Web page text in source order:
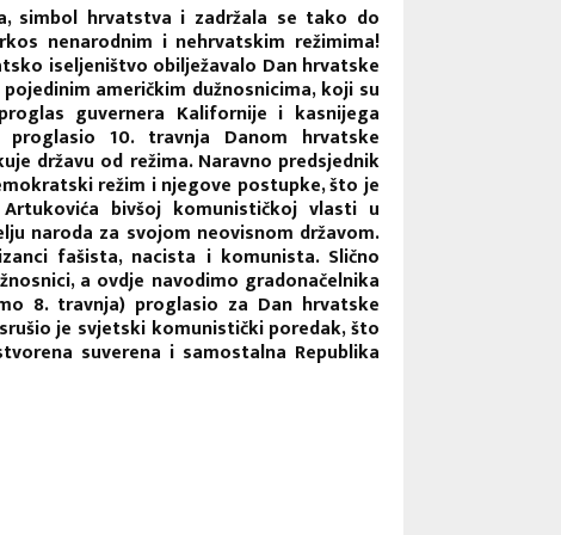
simbol hrvatstva i zadržala se tako do
nenarodnim i nehrvatskim režimima!
iseljeništvo obilježavalo Dan hrvatske
američkim dužnosnicima, koji su
guvernera Kalifornije i kasnijega
proglasio 10. travnja Danom hrvatske
državu od režima. Naravno predsjednik
režim i njegove postupke, što je
bivšoj komunističkoj vlasti u
naroda za svojom neovisnom državom.
fašista, nacista i komunista. Slično
a ovdje navodimo gradonačelnika
8. travnja) proglasio za Dan hrvatske
je svjetski komunistički poredak, što
suverena i samostalna Republika